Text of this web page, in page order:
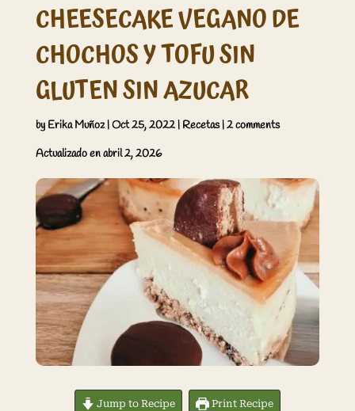
CHEESECAKE VEGANO DE
CHOCHOS Y TOFU SIN
GLUTEN SIN AZUCAR
by Erika Muñoz|Oct 25, 2022| Recetas|2 comments
Actualizado en abril 2, 2026
Jump to Recipe Print Recipe